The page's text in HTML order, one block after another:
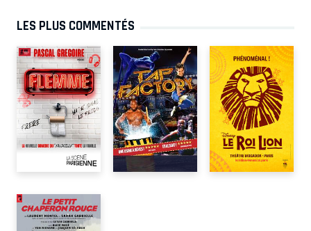
LES PLUS COMMENTÉS